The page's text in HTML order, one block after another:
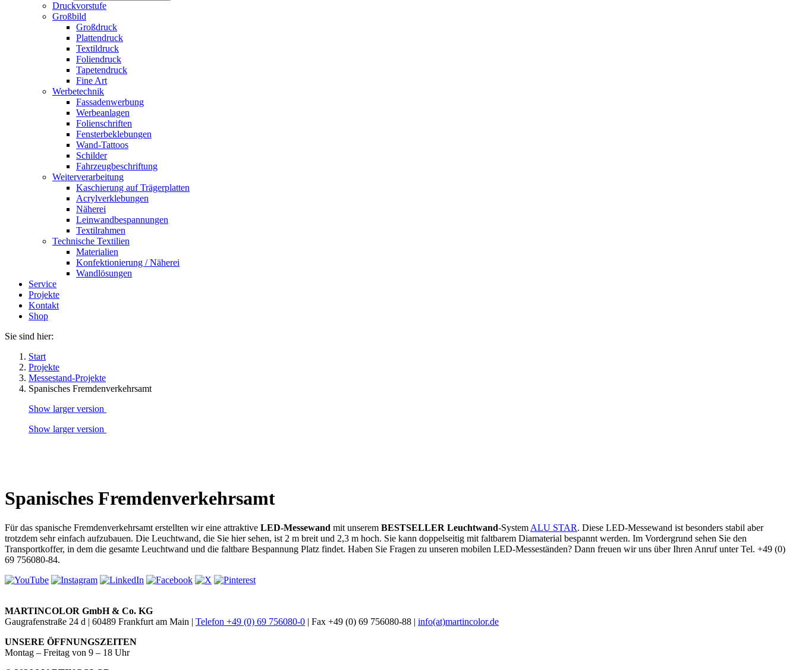
Druckvorstufe
Großbild
Großdruck
Plattendruck
Textildruck
Foliendruck
Tapetendruck
Fine Art
Werbetechnik
Fassadenwerbung
Werbeanlagen
Folienschriften
Fensterbeklebungen
Wand-Tattoos
Schilder
Fahrzeugbeschriftung
Weiterverarbeitung
Kaschierung auf Trägerplatten
Acrylverklebungen
Näherei
Leinwandbespannungen
Textilrahmen
Technische Textilien
Materialien
Konfektionierung / Näherei
Wandlösungen
Service
Projekte
Kontakt
Shop
Sie sind hier:
Start
Projekte
Messestand-Projekte
Spanisches Fremdenverkehrsamt
Show larger version
Show larger version
Spanisches Fremdenverkehrsamt
Für das spanische Fremdenverkehrsamt erstellten wir eine attraktive LED-Messewand mit unserem BESTSELLER Leuchtwand-System ALU STAR. Diese LED-Messewand ist besonders stabil aber
trotzdem sehr einfach aufzubauen. Die Leuchtwand, die Sie hier sehen, ist 2 m breit und 2,3 m hoch. Sie kann doppelseitig mit faltbarem Diamaterial bespannt werden. Im Vordergrund sehen Sie den
Transportkoffer, in dem die gesamte Leuchtwand und die faltbare Bespannung Platz findet. Haben Sie Fragen zu unseren mobilen LED-Messeständen? Dann freuen wir uns über Ihren Anruf unter Tel. +49 (0)
69 756080-84.
MARTINCOLOR GmbH & Co. KG
Gaugrafenstraße 24 d | 60489 Frankfurt am Main | Telefon +49 (0) 69 756080-0 | Fax +49 (0) 69 756080-88 | info(at)martincolor.de
UNSERE ÖFFNUNGSZEITEN
Montag – Freitag von 9 – 18 Uhr